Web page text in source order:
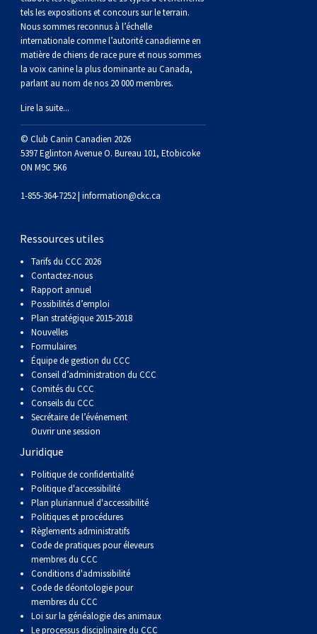
Berger anglais
Berger polonais de plaine
Berger portugais
Puli
Schapendoes néerlandais
Chien d’eau espagnol
Vallhund suédois
Corgi gallois (Cardigan)
Corgi gallois (Pembroke)
Pumi
Lapphund suédois
Chien Ibizan
Lévrier irlandais
Norrbottenspets
Elkhound norvégien
Lundehund norvégien
Petit basset griffon vendéen
Pharaoh Hound
Rhodesian ridgeback
Lévrier persan
Shikoku
Whippet
Chien nu du Pérou (Perro Sin Pelo Del Peru)
Terrier tibétain
Xoloitzcuintli (moyen)
Xoloïtzcuintli (standard)
Setter irlandais
Épagneul cocker américain
Épagneul d’eau américain
Épagneul bleu de Picardie
Épagneul breton
Épagneul cocker anglais
Épagneul springer anglais
Épagneul des champs
Épagneul français
Épagneul d’eau irlandais
Épagneul Sussex
Épagneul springer gallois
Spinone italiano
Vizsla à poil lisse
Vizsla à poil dur
Terrier de Norwich
Terrier du révérend Russell
Terrier chasseur de rat
Terrier Russell
Schnauzer (nain)
Terrier Sealyham
Terrier Skye
Terrier wheaten à poil doux
Bull terrier du Staffordshire
Terrier gallois
Terrier blanc du West Highland
Caniche (nain)
Carlin
Petit chien russe
Terrier à poil soyeux
Fox terrier miniature
Xoloitzcuintli (nain)
Terrier du Yorkshire
Grand bouvier suisse
Chien du Groenland
Hovawart
Chien d’ours de Carélie
Komondor
Leonberger
Mastiff
Mâtin napolitain
Terre-Neuve
Chien d’eau portugais
Rottweiler
Samoyède
Schnauzer (géant)
Schnauzer (standard)
Husky sibérien
Top Dogs
tels les expositions et concours sur le terrain.
Nous sommes reconnus à l’échelle
internationale comme l’autorité canadienne en
matière de chiens de race pure et nous sommes
la voix canine la plus dominante au Canada,
parlant au nom de nos 20 000 membres.
Lire la suite...
© Club Canin Canadien 2026
5397 Eglinton Avenue O. Bureau 101, Etobicoke
ON M9C 5K6
1-855-364-7252 | information@ckc.ca
Ressources utiles
Tarifs du CCC 2026
Contactez-nous
Rapport annuel
Possibilités d’emploi
Plan stratégique 2015-2018
Nouvelles
Formulaires
Équipe de gestion du CCC
Conseil d’administration du CCC
Comités du CCC
Conseils du CCC
Secrétaire de l’événement
Ouvrir une session
Juridique
Politique de confidentialité
Politique d'accessibilité
Plan pluriannuel d'accessibilité
Politiques et procédures
Règlements administratifs
Code de pratiques pour éleveurs
membres du CCC
Conditions d'admissibilité
Code de déontologie pour
membres du CCC
Loi sur la généalogie des animaux
Le processus disciplinaire du CCC